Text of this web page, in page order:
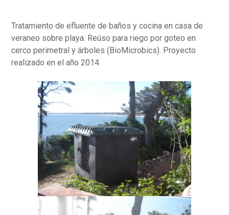
Tratamiento de efluente de baños y cocina en casa de
veraneo sobre playa. Reúso para riego por goteo en
cerco perimetral y árboles (BioMicrobics). Proyecto
realizado en el año 2014